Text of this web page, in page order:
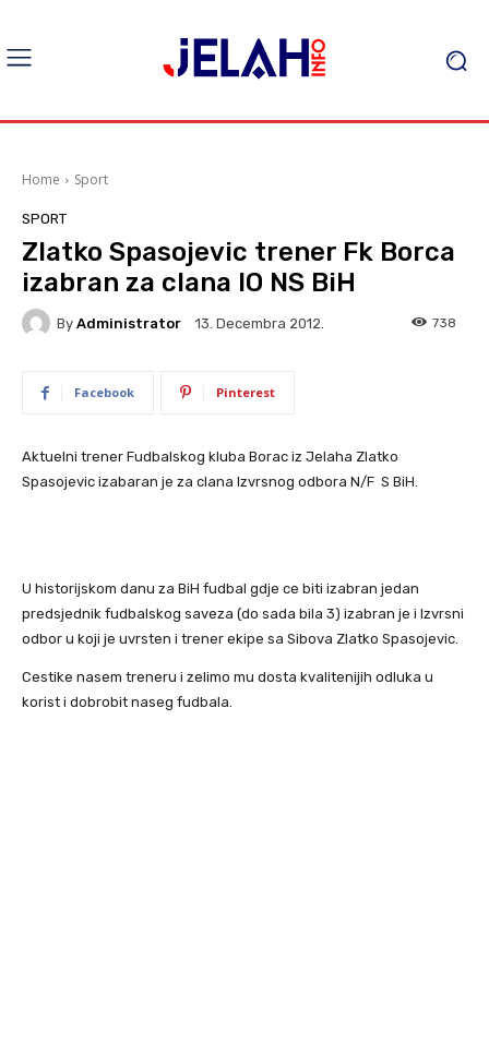
Home Sport
SPORT
Zlatko Spasojevic trener Fk Borca
izabran za clana IO NS BiH
By Administrator 13. Decembra 2012. 738
Facebook Pinterest
Aktuelni trener Fudbalskog kluba Borac iz Jelaha Zlatko
Spasojevic izabaran je za clana Izvrsnog odbora N/F S BiH.
U historijskom danu za BiH fudbal gdje ce biti izabran jedan
predsjednik fudbalskog saveza (do sada bila 3) izabran je i Izvrsni
odbor u koji je uvrsten i trener ekipe sa Sibova Zlatko Spasojevic.
Cestike nasem treneru i zelimo mu dosta kvalitenijih odluka u
korist i dobrobit naseg fudbala.